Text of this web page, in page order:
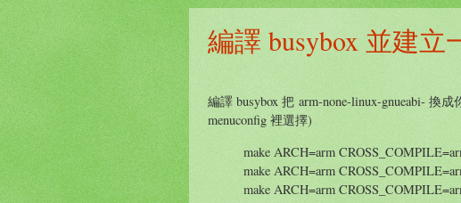
編譯 busybox 並建立
編譯 busybox 把 arm-none-linux-gnueabi- 換
menuconfig 裡選擇)
make ARCH=arm
make ARCH=arm
make ARCH=arm